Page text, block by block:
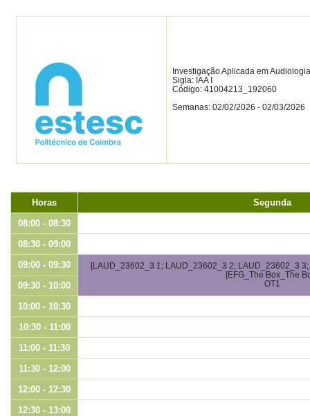
Investigação Aplicada em
Sigla: IAA I
Código: 41004213_192060
Semanas: 02/02/2026 - 02/03/2026
Horas
Segunda
08:00 - 08:30
08:30 - 09:00
09:00 - 09:30
[LAUD_23602_3 1; LAUD_23602_3 2; LAUD_23602_3
[EFG_The Box_The
OT1
09:30 - 10:00
10:00 - 10:30
10:30 - 11:00
11:00 - 11:30
11:30 - 12:00
12:00 - 12:30
12:30 - 13:00